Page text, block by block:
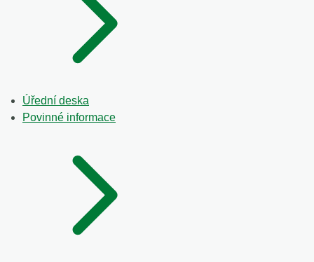
Úřední deska
Povinné informace